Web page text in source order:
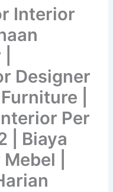
Interior
Designer
|
Per
| Biaya
|